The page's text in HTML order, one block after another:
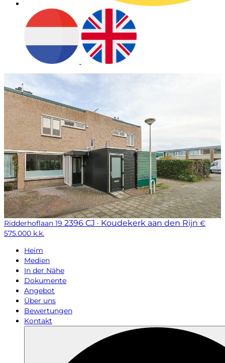
Ridderhoflaan 19 2396 CJ · Koudekerk aan den Rijn €
575.000 k.k.
Heim
Medien
In der Nähe
Dokumente
Angebot
Über uns
Bewertungen
Kontakt